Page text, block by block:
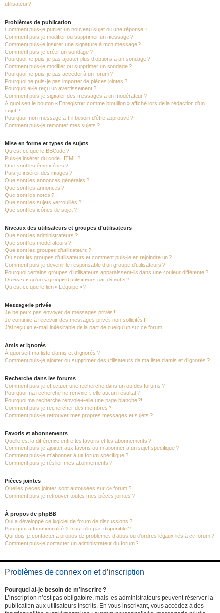
utilisateur ?
Problèmes de publication
Comment puis-je publier un nouveau sujet ou une réponse ?
Comment puis-je modifier ou supprimer un message ?
Comment puis-je insérer une signature à mon message ?
Comment puis-je créer un sondage ?
Pourquoi ne puis-je pas ajouter plus d’options à un sondage ?
Comment puis-je modifier ou supprimer un sondage ?
Pourquoi ne puis-je pas accéder à un forum ?
Pourquoi ne puis-je pas importer de pièces jointes ?
Pourquoi ai-je reçu un avertissement ?
Comment puis-je signaler des messages à un modérateur ?
À quoi sert le bouton « Enregistrer comme brouillon » affiché lors de la rédaction d’un
sujet ?
Pourquoi mon message a-t-il besoin d’être approuvé ?
Comment puis-je remonter mes sujets ?
Mise en forme et types de sujets
Qu’est-ce que le BBCode ?
Puis-je insérer du code HTML ?
Que sont les émoticônes ?
Puis-je insérer des images ?
Que sont les annonces générales ?
Que sont les annonces ?
Que sont les notes ?
Que sont les sujets verrouillés ?
Que sont les icônes de sujet ?
Niveaux des utilisateurs et groupes d’utilisateurs
Que sont les administrateurs ?
Que sont les modérateurs ?
Que sont les groupes d’utilisateurs ?
Où sont les groupes d’utilisateurs et comment puis-je en rejoindre un ?
Comment puis-je devenir le responsable d’un groupe d’utilisateurs ?
Pourquoi certains groupes d’utilisateurs apparaissent-ils dans une couleur différente ?
Qu’est-ce qu’un « groupe d’utilisateurs par défaut » ?
Qu’est-ce que le lien « L’équipe » ?
Messagerie privée
Je ne peux pas envoyer de messages privés !
Je continue à recevoir des messages privés non sollicités !
J’ai reçu un e-mail indésirable de la part de quelqu’un sur ce forum !
Amis et ignorés
À quoi sert ma liste d’amis et d’ignorés ?
Comment puis-je ajouter ou supprimer des utilisateurs de ma liste d’amis et d’ignorés ?
Recherche dans les forums
Comment puis-je effectuer une recherche dans un ou des forums ?
Pourquoi ma recherche ne renvoie-t-elle aucun résultat ?
Pourquoi ma recherche renvoie-t-elle une page blanche ?!
Comment puis-je rechercher des membres ?
Comment puis-je retrouver mes propres messages et sujets ?
Favoris et abonnements
Quelle est la différence entre les favoris et les abonnements ?
Comment puis-je ajouter aux favoris ou m’abonner à un sujet spécifique ?
Comment puis-je m’abonner à un forum spécifique ?
Comment puis-je résilier mes abonnements ?
Pièces jointes
Quelles pièces jointes sont autorisées sur ce forum ?
Comment puis-je retrouver toutes mes pièces jointes ?
À propos de phpBB
Qui a développé ce logiciel de forum de discussions ?
Pourquoi la fonctionnalité X n’est-elle pas disponible ?
Qui dois-je contacter à propos de problèmes d’abus ou d’ordres légaux liés à ce forum ?
Comment puis-je contacter un administrateur du forum ?
Problèmes de connexion et d’inscription
Pourquoi ai-je besoin de m’inscrire ?
L’inscription n’est pas obligatoire, mais les administrateurs peuvent réserver la
publication aux utilisateurs inscrits. En vous inscrivant, vous accédez à des